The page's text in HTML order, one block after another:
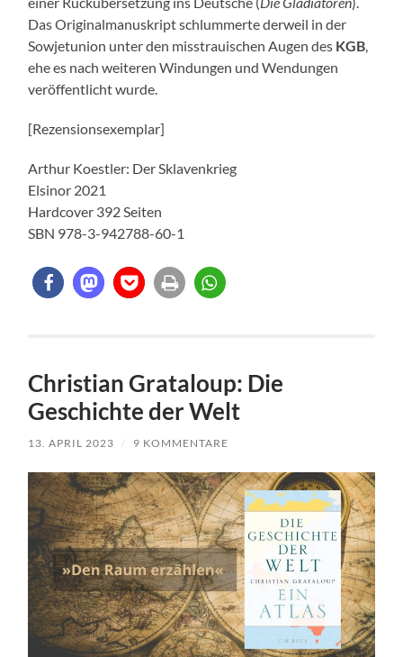
Das Originalmanuskript schlummerte derweil in der
Sowjetunion unter den misstrauischen Augen des KGB
ehe es nach weiteren Windungen und Wendungen
veröffentlicht wurde.
[Rezensionsexemplar]
Arthur Koestler: Der Sklavenkrieg
Elsinor 2021
Hardcover 392 Seiten
SBN 978-3-942788-60-1
Christian Grataloup: Die
Geschichte der Welt
13. APRIL 2023 / 9 KOMMENTARE